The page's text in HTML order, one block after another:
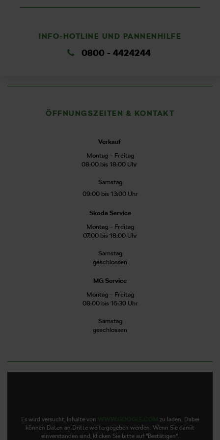
INFO-HOTLINE UND PANNENHILFE
0800 - 4424244
ÖFFNUNGSZEITEN & KONTAKT
Verkauf
Montag – Freitag
08:00 bis 18:00 Uhr
Samstag
09:00 bis 13:00 Uhr
Skoda Service
Montag – Freitag
07:00 bis 18:00 Uhr
Samstag
geschlossen
MG Service
Montag – Freitag
08:00 bis 16:30 Uhr
Samstag
geschlossen
Es wird versucht, Inhalte von
zu laden. Dabei
können Daten an Dritte weitergegeben werden. Wenn Sie damit
einverstanden sind, klicken Sie bitte auf "Bestätigen".